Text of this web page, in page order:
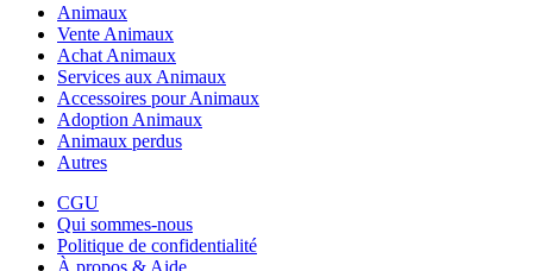
Animaux
Vente Animaux
Achat Animaux
Services aux Animaux
Accessoires pour Animaux
Adoption Animaux
Animaux perdus
Autres
CGU
Qui sommes-nous
Politique de confidentialité
À propos & Aide